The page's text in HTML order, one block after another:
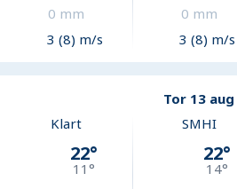
0 mm
3 (8) m/s
0 mm
3 (8) m/s
Tor 13 aug
Klart
22°
11°
SMHI
22°
14°